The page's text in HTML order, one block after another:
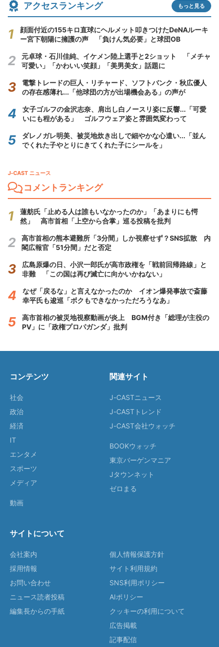
アクセスランキング もっと見る
顔面付近の155キロ直球にヘルメット叩きつけたDeNAルーキ
ー宮下朝陽に擁護の声 「負けん気必要」と球団OB
元卓球・石川佳純、イケメン陸上選手と2ショット 「メチャ
可愛い」「かわいい笑顔」「美男美女」話題に
電撃トレードの巨人・リチャード、ソフトバンク・秋広優人
の存在感薄れ...「他球団の方が出場機会ある」の声が
女子ゴルフの金沢志奈、肩出し白ノースリ姿に反響...「可愛
いにも程がある」 ゴルフウェア姿と雰囲気変わって
ダレノガレ明美、被災地炊き出しで細やかな心遣い...「並ん
でくれた子やとりにきてくれた子にシールを」
J-CAST ニュース
コメントランキング
蓮舫氏「止める人は誰もいなかったのか」「あまりにも愕
然」 高市首相「上空から合掌」巡る投稿を批判
高市首相の熊本避難所「3分間」しか視察せず？SNS拡散 内
閣広報官「51分間」だと否定
広島原爆の日、小沢一郎氏が高市政権を「戦前回帰路線」と
非難 「この国は再び滅亡に向かいかねない」
なぜ「戻るな」と言えなかったのか イオン爆発事故で斎藤
幸平氏も逡巡「ボクもできなかっただろうなあ」
高市首相の被災地視察動画が炎上 BGM付き「総理が主役の
PV」に「政権プロパガンダ」批判
コンテンツ
社会
政治
経済
IT
エンタメ
スポーツ
メディア
動画
関連サイト
J-CASTニュース
J-CASTトレンド
J-CAST会社ウォッチ
BOOKウォッチ
東京バーゲンマニア
Jタウンネット
ゼロまる
サイトについて
会社案内
採用情報
お問い合わせ
ニュース読者投稿
編集長からの手紙
個人情報保護方針
サイト利用規約
SNS利用ポリシー
AIポリシー
クッキーの利用について
広告掲載
記事配信